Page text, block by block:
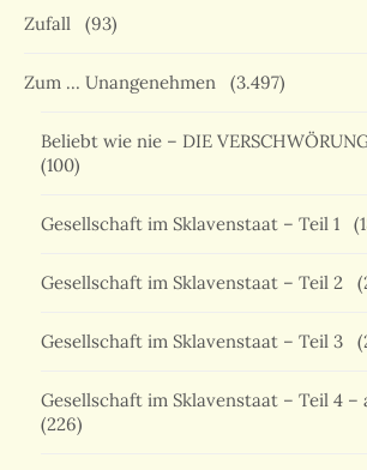
Zufall (93)
Zum … Unangenehmen (3.497)
Beliebt wie nie – DIE
(100)
Gesellschaft im Sklavenstaat – Teil 1
Gesellschaft im Sklavenstaat – Teil 2
Gesellschaft im Sklavenstaat – Teil 3
Gesellschaft im Sklavenstaat – Teil 4 –
(226)